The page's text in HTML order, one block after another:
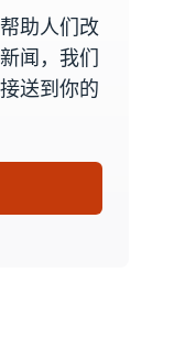
助人们改
闻，我们
送到你的